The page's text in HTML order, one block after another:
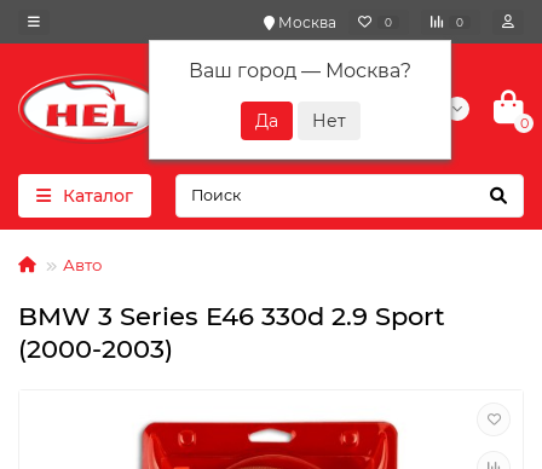
Москва
Ваш город — Москва?
0 0
+7(901) 417-10-01
0
Каталог
Авто
BMW 3 Series E46 330d 2.9 Sport
(2000-2003)